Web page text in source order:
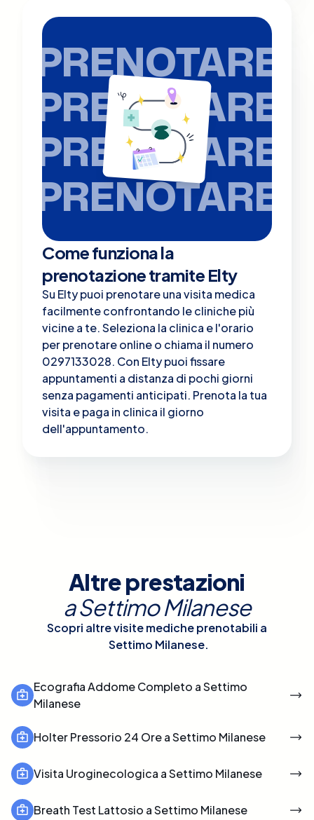
PRENOTARE
PRENOTARE
PRENOTARE
PRENOTARE
Come funziona la
prenotazione tramite Elty
Su Elty puoi prenotare una visita medica
facilmente confrontando le cliniche più
vicine a te. Seleziona la clinica e l'orario
per prenotare online o chiama il numero
0297133028. Con Elty puoi fissare
appuntamenti a distanza di pochi giorni
senza pagamenti anticipati. Prenota la tua
visita e paga in clinica il giorno
dell'appuntamento.
Altre prestazioni
aSettimo Milanese
Scopri altre visite mediche prenotabili a
Settimo Milanese.
Ecografia Addome Completo a Settimo
Milanese
Holter Pressorio 24 Ore a Settimo Milanese
Visita Uroginecologica a Settimo Milanese
Breath Test Lattosio a Settimo Milanese